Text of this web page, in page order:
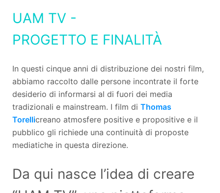
UAM TV -
PROGETTO E FINALITÀ
In questi cinque anni di distribuzione dei nostri film,
abbiamo raccolto dalle persone incontrate il forte
desiderio di informarsi al di fuori dei media
tradizionali e mainstream. I film di Thomas
Torellicreano atmosfere positive e propositive e il
pubblico gli richiede una continuità di proposte
mediatiche in questa direzione.
Da qui nasce l’idea di creare